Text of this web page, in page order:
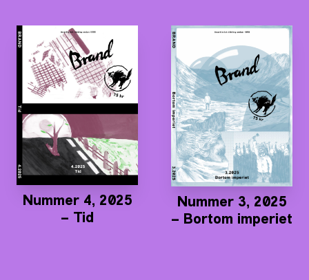
Nummer 4, 2025
– Tid
Nummer 3, 2025
– Bortom imperiet